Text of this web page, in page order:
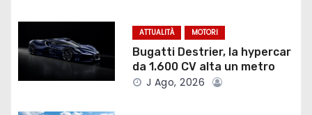
n
e
ATTUALITÀ MOTORI
Bugatti Destrier, la hypercar
da 1.600 CV alta un metro
J Ago, 2026